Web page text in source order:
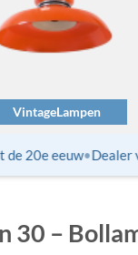
VintageLampen
20e eeuw•Dealer
30 –